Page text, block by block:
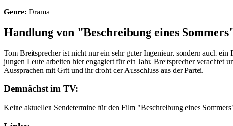
Genre: Drama
Handlung von "Beschreibung eines
Tom Breitsprecher ist nicht nur ein sehr guter Ingenieur, sondern auch
jungen Leute arbeiten hier engagiert für ein Jahr. Breitsprecher
Aussprachen mit Grit und ihr droht der Ausschluss aus der Partei.
Demnächst im TV:
Keine aktuellen Sendetermine für den Film "Beschreibung eines